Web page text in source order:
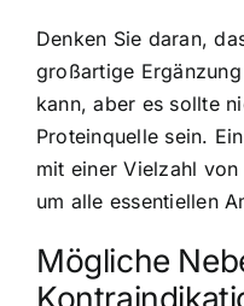
Denken Sie daran,
großartige
kann, aber es sollte
Proteinquelle sein.
mit einer Vielzahl
um alle essentiellen
Mögliche